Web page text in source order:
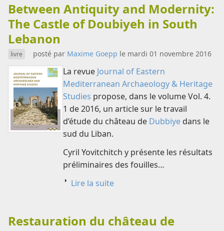
Between Antiquity and Modernity:
The Castle of Doubiyeh in South
Lebanon
livre posté par Maxime Goepp le mardi 01 novembre 2016
La revue Journal of Eastern
Mediterranean Archaeology & Heritage
Studies propose, dans le volume Vol. 4.
1 de 2016, un article sur le travail
d’étude du château de Dubbiye dans le
sud du Liban.
Cyril Yovitchitch y présente les résultats
préliminaires des fouilles…
Lire la suite
Restauration du château de